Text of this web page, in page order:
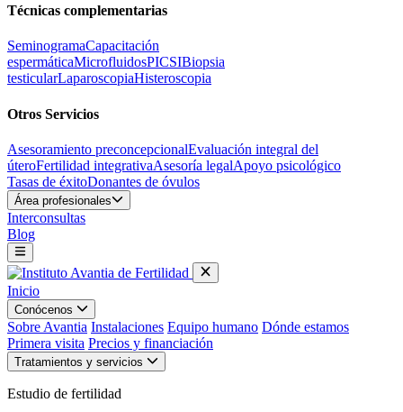
Técnicas complementarias
SeminogramaCapacitación
espermáticaMicrofluidosPICSIBiopsia
testicularLaparoscopiaHisteroscopia
Otros Servicios
Asesoramiento preconcepcionalEvaluación integral del
úteroFertilidad integrativaAsesoría legalApoyo psicológico
Tasas de éxitoDonantes de óvulos
Área profesionales
Interconsultas
Blog
Inicio
Conócenos
Sobre Avantia Instalaciones Equipo humano Dónde estamos
Primera visita Precios y financiación
Tratamientos y servicios
Estudio de fertilidad